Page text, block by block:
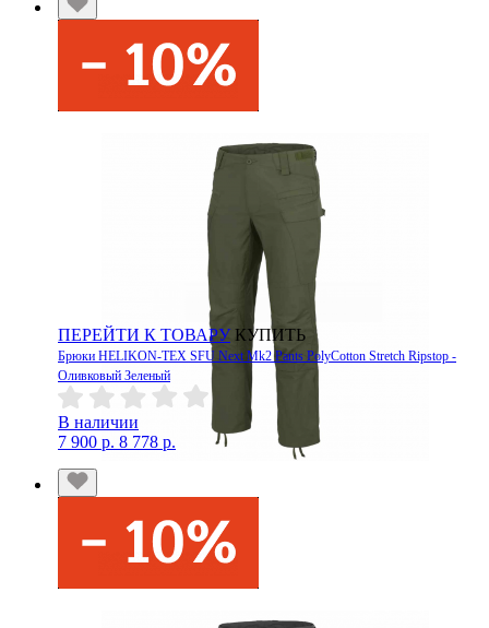
ПЕРЕЙТИ К ТОВАРУ КУПИТЬ
Брюки HELIKON-TEX SFU Next Mk2 Pants PolyCotton Stretch Ripstop -
Оливковый Зеленый
В наличии
7 900 р. 8 778 р.